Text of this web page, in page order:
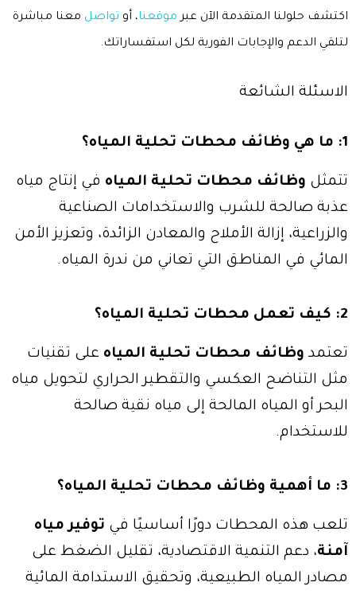
اكتشف حلولنا المتقدمة الآن عبر موقعنا، أو تواصل معنا مباشرة
لتلقي الدعم والإجابات الفورية لكل استفساراتك.
الاسئلة الشائعة
1: ما هي وظائف محطات تحلية المياه؟
تتمثل وظائف محطات تحلية المياه في إنتاج مياه
عذبة صالحة للشرب والاستخدامات الصناعية
والزراعية، إزالة الأملاح والمعادن الزائدة، وتعزيز الأمن
المائي في المناطق التي تعاني من ندرة المياه.
2: كيف تعمل محطات تحلية المياه؟
تعتمد وظائف محطات تحلية المياه على تقنيات
مثل التناضح العكسي والتقطير الحراري لتحويل مياه
البحر أو المياه المالحة إلى مياه نقية صالحة
للاستخدام.
3: ما أهمية وظائف محطات تحلية المياه؟
تلعب هذه المحطات دورًا أساسيًا في توفير مياه
آمنة، دعم التنمية الاقتصادية، تقليل الضغط على
مصادر المياه الطبيعية، وتحقيق الاستدامة المائية